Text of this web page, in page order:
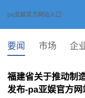
pa亚娱官方网站入口
要闻 市场 企
福建省关于推动制
发布-pa亚娱官方网